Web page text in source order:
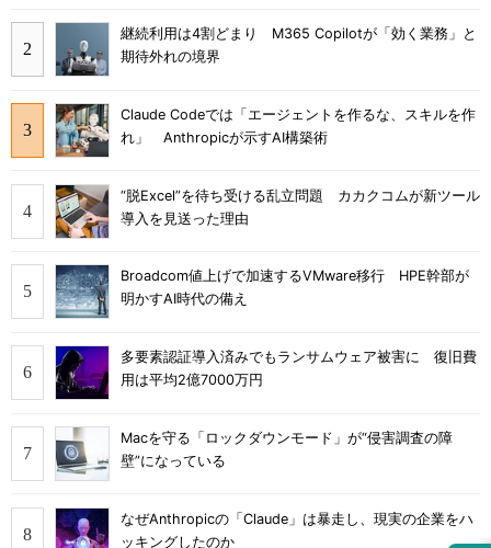
継続利用は4割どまり M365 Copilotが「効く業務」と
期待外れの境界
Claude Codeでは「エージェントを作るな、スキルを作
れ」 Anthropicが示すAI構築術
“脱Excel”を待ち受ける乱立問題 カカクコムが新ツール
導入を見送った理由
Broadcom値上げで加速するVMware移行 HPE幹部が
明かすAI時代の備え
多要素認証導入済みでもランサムウェア被害に 復旧費
用は平均2億7000万円
Macを守る「ロックダウンモード」が“侵害調査の障
壁”になっている
なぜAnthropicの「Claude」は暴走し、現実の企業をハ
ッキングしたのか